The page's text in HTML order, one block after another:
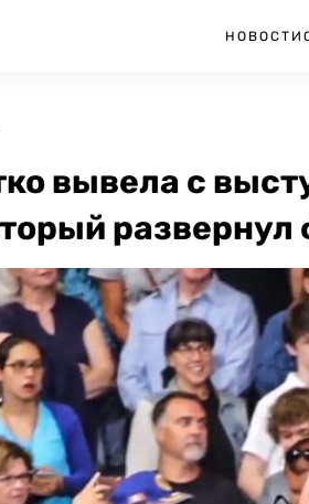
НОВОСТИ
вывела с